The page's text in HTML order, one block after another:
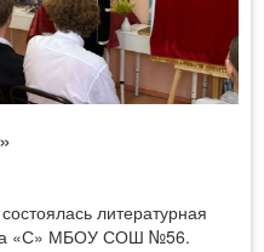
литературная
«С» МБОУ СОШ №56.